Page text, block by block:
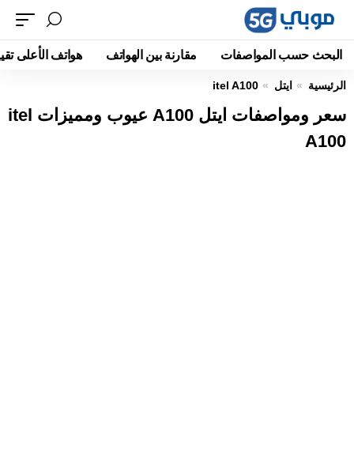
البحث حسب المواصفات مقارنة بين الهواتف هواتف الأعلى
الرئيسية ايتل itel A100
سعر ومواصفات ايتل A100 عيوب ومميزات itel
A100